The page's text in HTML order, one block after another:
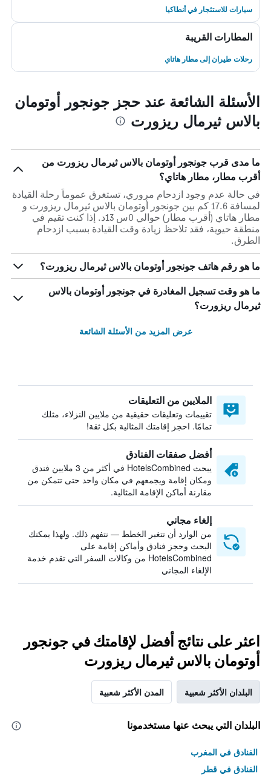
سيارات للاستئجار في أنطاكيا
المطارات القريبة
رحلات طيران إلى مطار هاتاي
الأسئلة الشائعة عند حجز جونجور أوتومان
بالاس ثيرمال ريزورت
ما مدى قرب جونجور أوتومان بالاس ثيرمال ريزورت من
أقرب مطار، مطار هاتاي؟
في حالة عدم وجود ازدحام مروري، تستغرق عموماً رحلة القيادة
لمسافة 17.6 كم بين جونجور أوتومان بالاس ثيرمال ريزورت و
مطار هاتاي (أقرب مطار) حوالي 0س 13د. إذا كنت تقيم في
منطقة حيوية، فقد تلاحظ زيادة وقت القيادة بسبب ازدحام
الطرق.
ما هو رقم هاتف جونجور أوتومان بالاس ثيرمال ريزورت؟
ما هو وقت تسجيل المغادرة في جونجور أوتومان بالاس
ثيرمال ريزورت؟
عرض المزيد من الأسئلة الشائعة
الملايين من التعليقات
تقييمات وتعليقات حقيقية من ملايين النزلاء، مثلك
تمامًا. احجز إقامتك المثالية بكل ثقة!
أفضل صفقات الفنادق
يبحث HotelsCombined في أكثر من 3 ملايين فندق
ومكان إقامة ويجمعهم في مكان واحد حتى تتمكن من
مقارنة أماكن الإقامة المثالية.
إلغاء مجاني
من الوارد أن تتغير الخطط — نتفهم ذلك. ولهذا يمكنك
البحث وحجز فنادق وأماكن إقامة على
HotelsCombined من وكالات السفر التي تقدم خدمة
الإلغاء المجاني
اعثر على نتائج أفضل لإقامتك في جونجور
أوتومان بالاس ثيرمال ريزورت
البلدان الأكثر شعبية المدن الأكثر شعبية
البلدان التي يبحث عنها مستخدمونا
الفنادق في المغرب
الفنادق في قطر